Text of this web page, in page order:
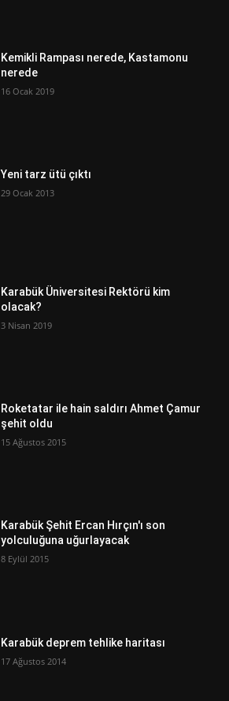
Kemikli Rampası nerede, Kastamonu
nerede
16 Ocak 2019
Yeni tarz ütü çıktı
29 Ocak 2013
Karabük Üniversitesi Rektörü kim
olacak?
3 Nisan 2019
Roketatar ile hain saldırı Ahmet Çamur
şehit oldu
15 Ağustos 2015
Karabük Şehit Ercan Hırçın'ı son
yolculuğuna uğurlayacak
8 Eylül 2015
Karabük deprem tehlike haritası
17 Ağustos 2014